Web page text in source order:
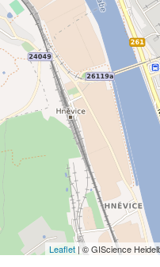
Leaflet | © GIScience